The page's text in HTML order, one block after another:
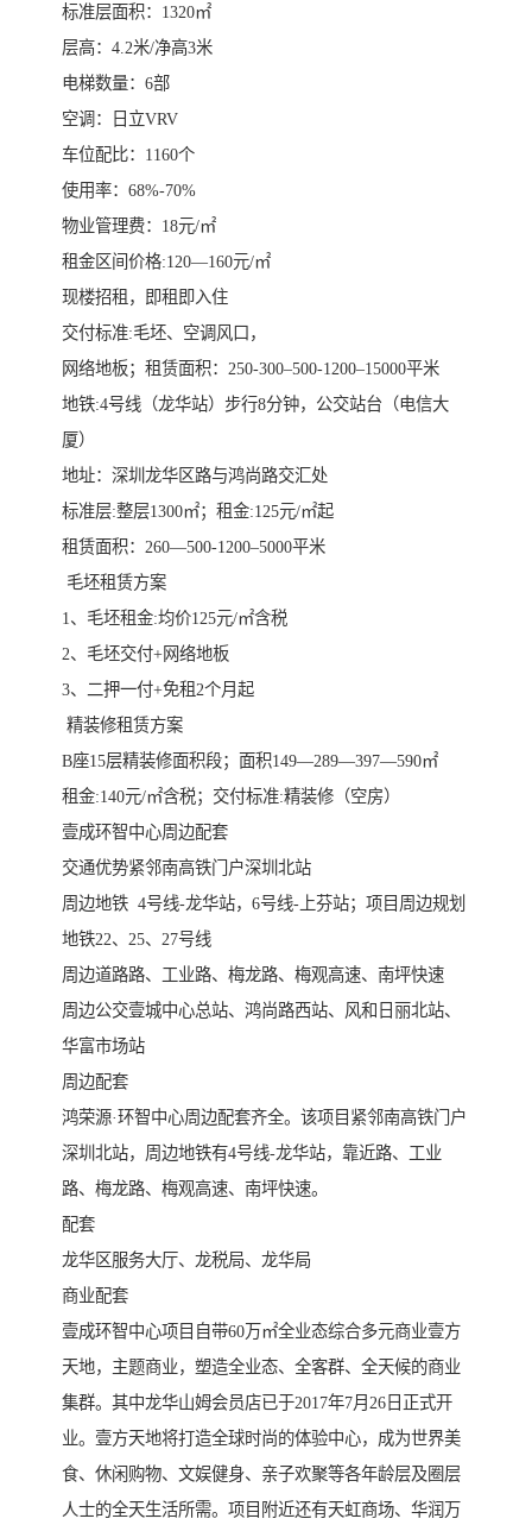
标准层面积：1320㎡
层高：4.2米/净高3米
电梯数量：6部
空调：日立VRV
车位配比：1160个
使用率：68%-70%
物业管理费：18元/㎡
租金区间价格:120—160元/㎡
现楼招租，即租即入住
交付标准:毛坯、空调风口，
网络地板；租赁面积：250-300–500-1200–15000平米
地铁:4号线（龙华站）步行8分钟，公交站台（电信大
厦）
地址：深圳龙华区路与鸿尚路交汇处
标准层:整层1300㎡；租金:125元/㎡起
租赁面积：260—500-1200–5000平米
️ 毛坯租赁方案
1、毛坯租金:均价125元/㎡含税
2、毛坯交付+网络地板
3、二押一付+免租2个月起
️ 精装修租赁方案
B座15层精装修面积段；面积149—289—397—590㎡
租金:140元/㎡含税；交付标准:精装修（空房）
壹成环智中心周边配套
交通优势紧邻南高铁门户深圳北站
周边地铁 4号线-龙华站，6号线-上芬站；项目周边规划
地铁22、25、27号线
周边道路路、工业路、梅龙路、梅观高速、南坪快速
周边公交壹城中心总站、鸿尚路西站、风和日丽北站、
华富市场站
周边配套
鸿荣源·环智中心周边配套齐全。该项目紧邻南高铁门户
深圳北站，周边地铁有4号线-龙华站，靠近路、工业
路、梅龙路、梅观高速、南坪快速。
配套
龙华区服务大厅、龙税局、龙华局
商业配套
壹成环智中心项目自带60万㎡全业态综合多元商业壹方
天地，主题商业，塑造全业态、全客群、全天候的商业
集群。其中龙华山姆会员店已于2017年7月26日正式开
业。壹方天地将打造全球时尚的体验中心，成为世界美
食、休闲购物、文娱健身、亲子欢聚等各年龄层及圈层
人士的全天生活所需。项目附近还有天虹商场、华润万